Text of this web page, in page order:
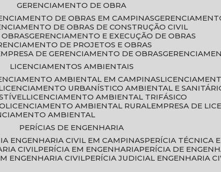
GERENCIAMENTO DE OBRA
DE OBRAS EM CAMPINAS
DE OBRAS DE CONSTRUÇÃO CIVIL
OBRAS
GERENCIAMENTO E EXECUÇÃO DE OBRAS
DE PROJETOS E OBRAS
EMPRESA DE GERENCIAMENTO DE OBRAS
LICENCIAMENTOS AMBIENTAIS
AMBIENTAL EM CAMPINAS
LICENCIAMENTO URBANÍSTICO AMBIENTAL E
LICENCIAMENTO AMBIENTAL TRIFÁSICO
LICENCIAMENTO AMBIENTAL RURAL EMPRESA DE
AMBIENTAL
PERÍCIAS DE ENGENHARIA
ENGENHARIA CIVIL EM CAMPINAS
PERÍCIA TÉCNICA
CIVIL PERÍCIA EM ENGENHARIA
PERÍCIA DE
ENGENHARIA CIVIL PERÍCIA JUDICIAL ENGENHARIA